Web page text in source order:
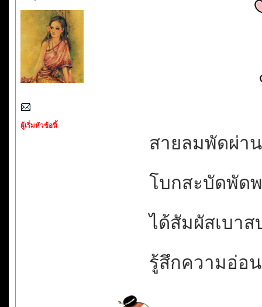
ผู้เริ่มหัวข้อนี้
สายลมพัดผ่า
โบกสะบัดพัด
ได้สัมผัสเบา
รู้สึกความอ่อ